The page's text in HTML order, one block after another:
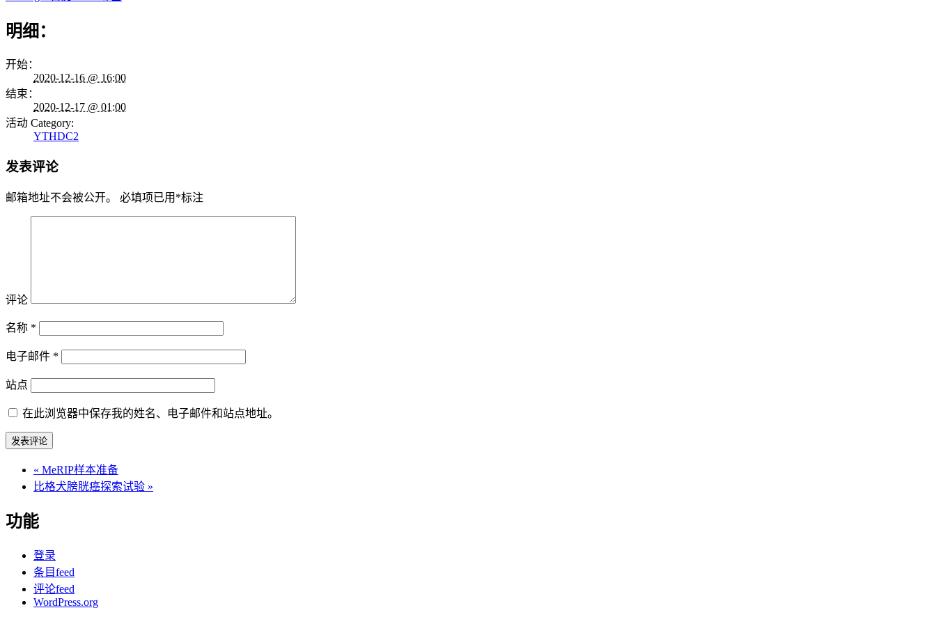
明细：
开始：
2020-12-16 @ 16:00
结束：
2020-12-17 @ 01:00
活动 Category:
YTHDC2
发表评论
邮箱地址不会被公开。 必填项已用 *标注
评论
名称 *
电子邮件 *
站点
在此浏览器中保存我的姓名、电子邮件和站点地址。
« MeRIP样本准备
比格犬膀胱癌探索试验 »
功能
登录
条目feed
评论feed
WordPress.org